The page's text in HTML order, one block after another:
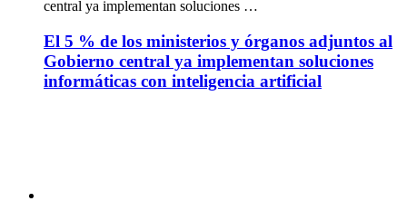
central ya implementan soluciones …
El 5 % de los ministerios y órganos adjuntos al
Gobierno central ya implementan soluciones
informáticas con inteligencia artificial